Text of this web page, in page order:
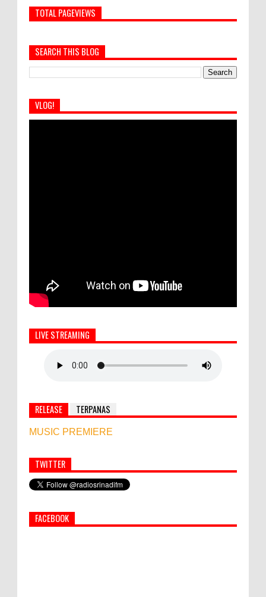
TOTAL PAGEVIEWS
SEARCH THIS BLOG
VLOG!
LIVE STREAMING
RELEASE TERPANAS
MUSIC PREMIERE
Simbol Persahabatan, RI Bangun Islamic Centre di
Afghanistan
PEMKAB KLUNGKUNG GELAR PASAR
TWITTER
FACEBOOK